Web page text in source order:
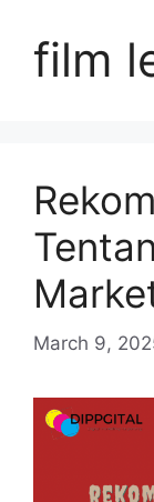
film
March 9,